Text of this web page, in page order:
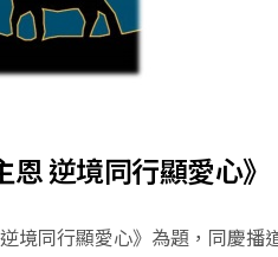
逆境同行顯愛心》
境同行顯愛心》為題，同慶